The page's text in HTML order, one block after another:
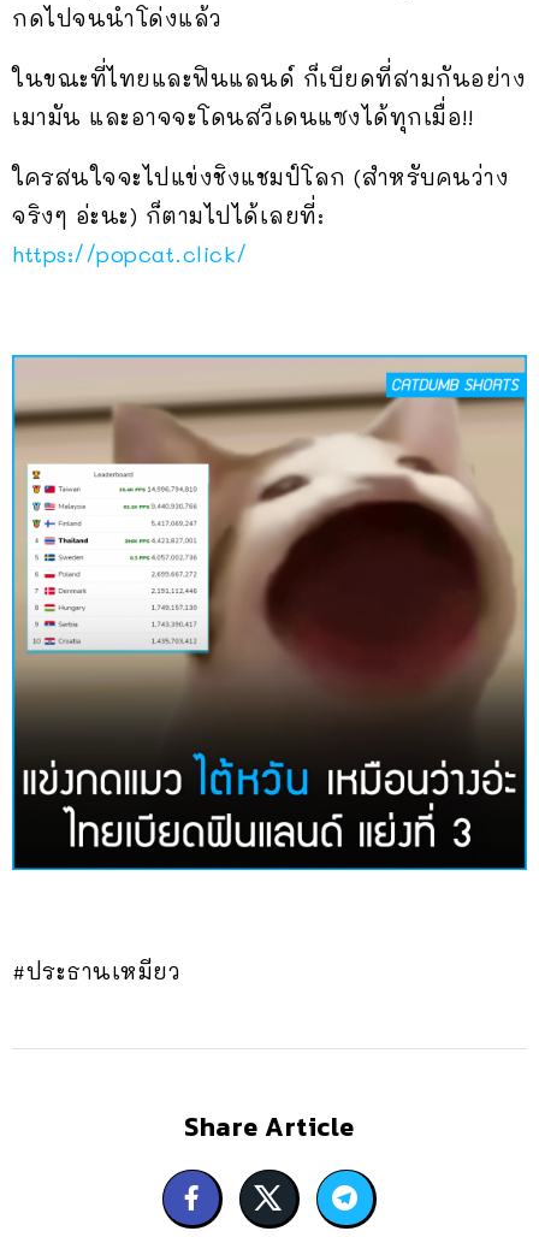
กดไปจนนำโด่งแล้ว
ในขณะที่ไทยและฟินแลนด์ ก็เบียดที่สามกันอย่าง
เมามัน และอาจจะโดนสวีเดนแซงได้ทุกเมื่อ!!
ใครสนใจจะไปแข่งชิงแชมป์โลก (สำหรับคนว่าง
จริงๆ อ่ะนะ) ก็ตามไปได้เลยที่:
https://popcat.click/
#ประธานเหมียว
Share Article